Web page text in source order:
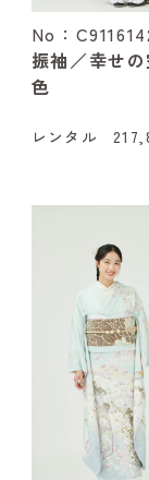
No：
振袖／幸せ
色
レンタル